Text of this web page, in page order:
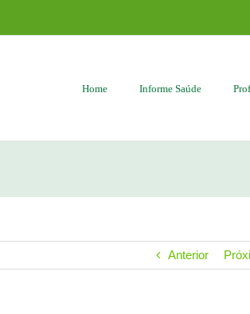
Home Informe Saúde
Anterior